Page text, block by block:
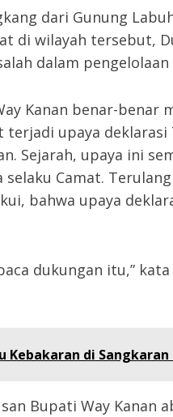
dari Gunung
di wilayah tersebut,
dalam pengelolaan
Kanan benar-benar
upaya deklarasi
Sejarah, upaya ini
selaku Camat.
bahwa upaya
dukungan itu,”
Kebakaran di
Bupati Way Kanan